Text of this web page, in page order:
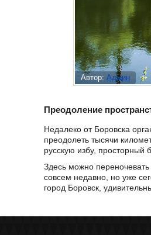
Автор: Админ
Преодоление
Недалеко от Боровска
преодолеть тысячи
русскую избу, просторный
Здесь можно
совсем недавно, но уже
город Боровск,